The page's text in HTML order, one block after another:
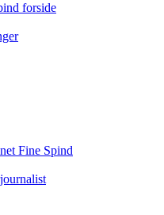
forside
Fine Spind